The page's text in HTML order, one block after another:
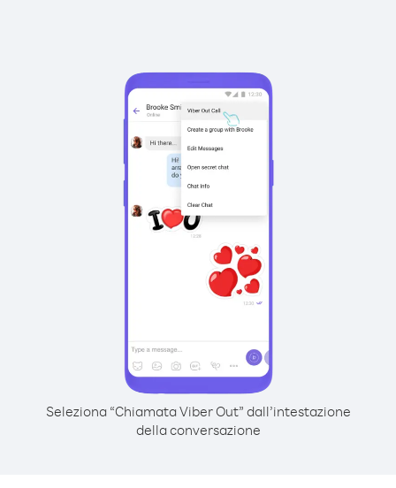
Seleziona “Chiamata Viber Out” dall’intestazione
della conversazione